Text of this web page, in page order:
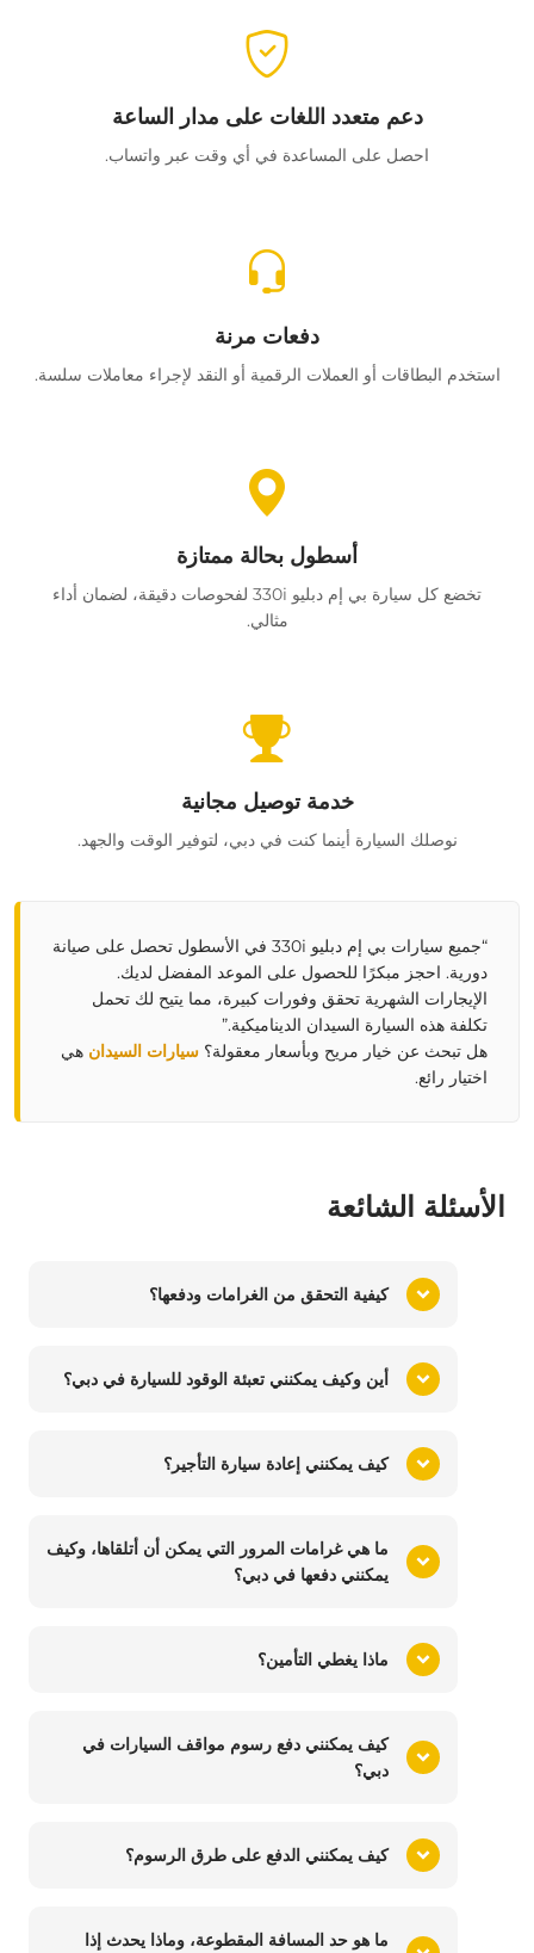
دعم متعدد اللغات على مدار الساعة
احصل على المساعدة في أي وقت عبر واتساب.
دفعات مرنة
استخدم البطاقات أو العملات الرقمية أو النقد لإجراء معاملات سلسة.
أسطول بحالة ممتازة
تخضع كل سيارة بي إم دبليو 330i لفحوصات دقيقة، لضمان أداء
مثالي.
خدمة توصيل مجانية
نوصلك السيارة أينما كنت في دبي، لتوفير الوقت والجهد.
“جميع سيارات بي إم دبليو 330i في الأسطول تحصل على صيانة
دورية. احجز مبكرًا للحصول على الموعد المفضل لديك.
الإيجارات الشهرية تحقق وفورات كبيرة، مما يتيح لك تحمل
تكلفة هذه السيارة السيدان الديناميكية.”
هل تبحث عن خيار مريح وبأسعار معقولة؟ سيارات السيدان هي
اختيار رائع.
الأسئلة الشائعة
كيفية التحقق من الغرامات ودفعها؟
أين وكيف يمكنني تعبئة الوقود للسيارة في دبي؟
كيف يمكنني إعادة سيارة التأجير؟
ما هي غرامات المرور التي يمكن أن أتلقاها، وكيف
يمكنني دفعها في دبي؟
ماذا يغطي التأمين؟
كيف يمكنني دفع رسوم مواقف السيارات في
دبي؟
كيف يمكنني الدفع على طرق الرسوم؟
ما هو حد المسافة المقطوعة، وماذا يحدث إذا